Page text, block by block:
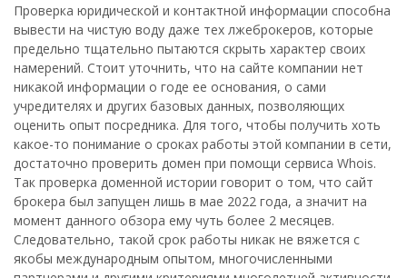
Проверка юридической и контактной информации способна
вывести на чистую воду даже тех лжеброкеров, которые
предельно тщательно пытаются скрыть характер своих
намерений. Стоит уточнить, что на сайте компании нет
никакой информации о годе ее основания, о сами
учредителях и других базовых данных, позволяющих
оценить опыт посредника. Для того, чтобы получить хоть
какое-то понимание о сроках работы этой компании в сети,
достаточно проверить домен при помощи сервиса Whois.
Так проверка доменной истории говорит о том, что сайт
брокера был запущен лишь в мае 2022 года, а значит на
момент данного обзора ему чуть более 2 месяцев.
Следовательно, такой срок работы никак не вяжется с
якобы международным опытом, многочисленными